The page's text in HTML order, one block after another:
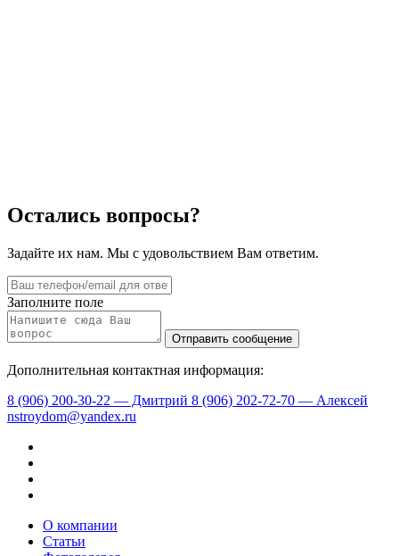
Остались вопросы?
Задайте их нам. Мы с удовольствием Вам ответим.
Заполните поле
Дополнительная контактная информация:
8 (906) 200-30-22 — Дмитрий 8 (906) 202-72-70 — Алексей
nstroydom@yandex.ru
О компании
Статьи